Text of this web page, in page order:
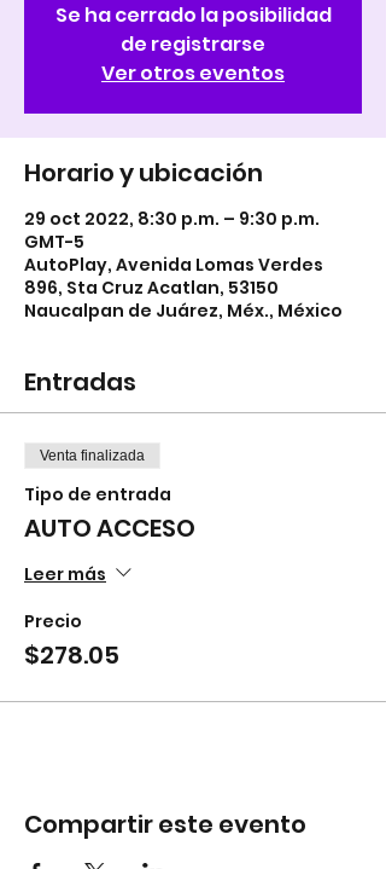
Se ha cerrado la posibilidad
de registrarse
Ver otros eventos
Horario y ubicación
29 oct 2022, 8:30 p.m. – 9:30 p.m.
GMT-5
AutoPlay, Avenida Lomas Verdes
896, Sta Cruz Acatlan, 53150
Naucalpan de Juárez, Méx., México
Entradas
Venta finalizada
Tipo de entrada
AUTO ACCESO
Leer más
Precio
$278.05
Compartir este evento